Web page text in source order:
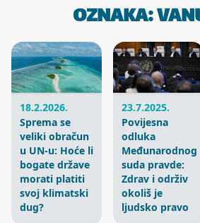
OZNAKA:
18.2.2026.
Sprema se
veliki obračun
u UN-u: Hoće li
bogate države
morati platiti
svoj klimatski
dug?
23.7.2025.
Povijesna
odluka
Međunarodnog
suda pravde:
Zdrav i održiv
okoliš je
ljudsko pravo